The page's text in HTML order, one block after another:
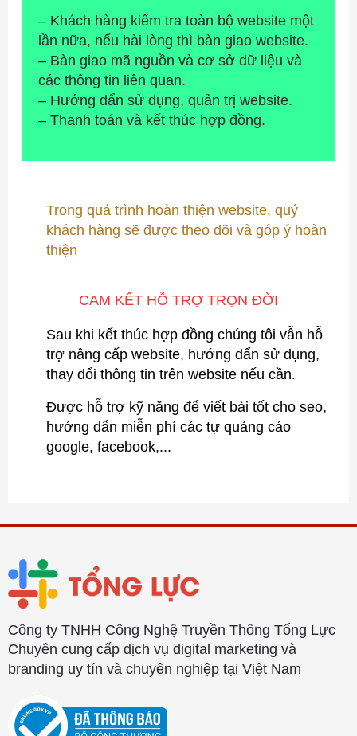
– Khách hàng kiểm tra toàn bộ website một
lần nữa, nếu hài lòng thì bàn giao website.
– Bàn giao mã nguồn và cơ sở dữ liệu và
các thông tin liên quan.
– Hướng dẩn sử dụng, quản trị website.
– Thanh toán và kết thúc hợp đồng.
Trong quá trình hoàn thiện website, quý
khách hàng sẽ được theo dõi và góp ý hoàn
thiện
CAM KẾT HỖ TRỢ TRỌN ĐỜI
Sau khi kết thúc hợp đồng chúng tôi vẫn hỗ
trợ nâng cấp website, hướng dẩn sử dụng,
thay đổi thông tin trên website nếu cần.
Được hỗ trợ kỹ năng để viết bài tốt cho seo,
hướng dẩn miễn phí các tự quảng cáo
google, facebook,...
Công ty TNHH Công Nghệ Truyền Thông Tổng Lực
Chuyên cung cấp dịch vụ digital marketing và
branding uy tín và chuyên nghiệp tại Việt Nam